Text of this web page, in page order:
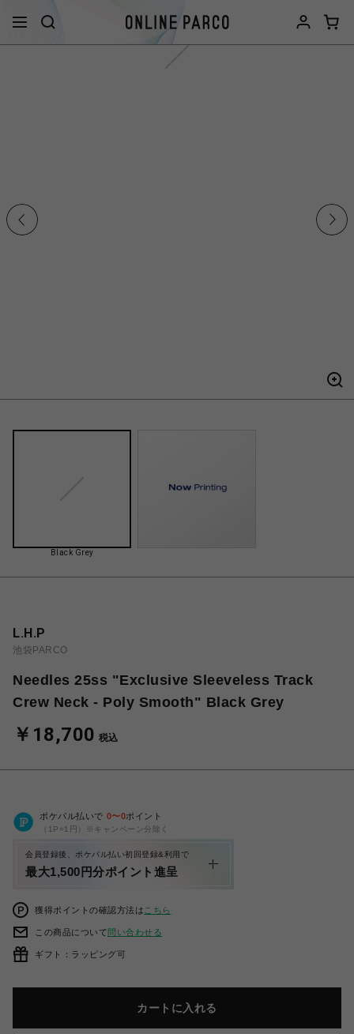
Black Grey
L.H.P
池袋PARCO
Needles 25ss "Exclusive Sleeveless Track
Crew Neck - Poly Smooth" Black Grey
￥18,700 税込
ポケパル払いで 0〜0ポイント
（1P=1円）※キャンペーン分除く
会員登録後、ポケパル払い初回登録&利用で
最大1,500円分ポイント進呈
獲得ポイントの確認方法は こちら
この商品について問い合わせる
ギフト：ラッピング可
カートに入れる